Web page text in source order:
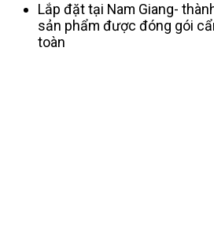
Lắp đặt tại Nam Giang-
sản phẩm được đóng gói
toàn